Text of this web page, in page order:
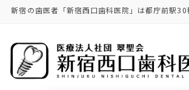
新宿の歯医者「新宿西口歯科医院」は都庁前駅